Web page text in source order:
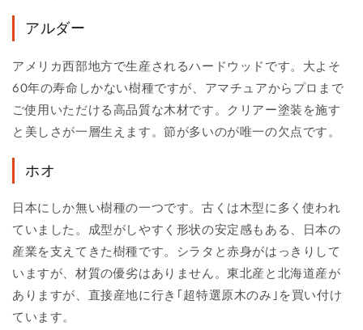
アルダー
アメリカ西部地方で生産されるハードウッドです。大よそ
60年の寿命しかない樹種ですが、アマチュアからプロまで
ご使用いただける高品質な木材です。クリアー塗装を施す
と美しさが一層生えます。節が多いのが唯一の欠点です。
ホオ
日本にしか無い樹種の一つです。古くは木型に多く使われ
ていました。成型がしやすく形状の安定感もある、日本の
産業を支えてきた樹種です。シラタと赤身がはっきりして
いますが、材質の優劣はありません。東北産と北海道産が
ありますが、直接産地に行き｢超特選原木のみ｣を買い付け
ています。